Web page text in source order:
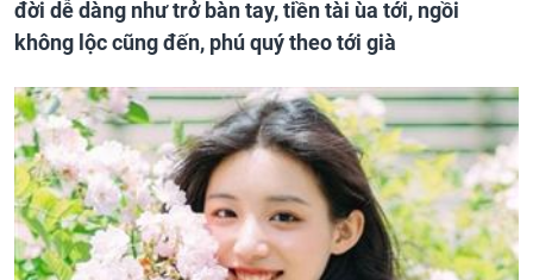
đời dễ dàng như trở bàn tay, tiền tài ùa tới, ngồi
không lộc cũng đến, phú quý theo tới già